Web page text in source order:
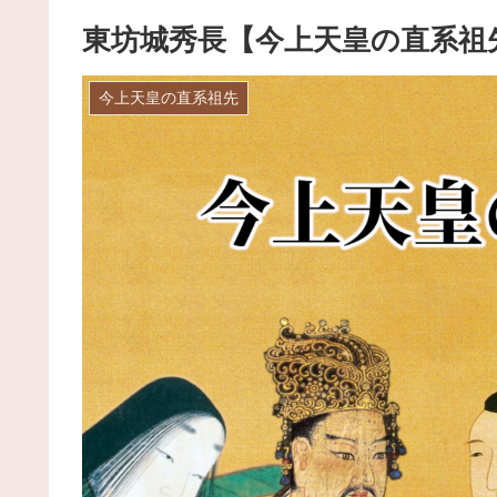
東坊城秀長【今上天皇の直系祖
今上天皇の直系祖先